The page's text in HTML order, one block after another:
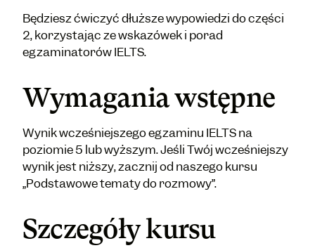
Będziesz ćwiczyć dłuższe wypowiedzi do części
2, korzystając ze wskazówek i porad
egzaminatorów IELTS.
Wymagania wstępne
Wynik wcześniejszego egzaminu IELTS na
poziomie 5 lub wyższym. Jeśli Twój wcześniejszy
wynik jest niższy, zacznij od naszego kursu
„Podstawowe tematy do rozmowy”.
Szczegóły kursu